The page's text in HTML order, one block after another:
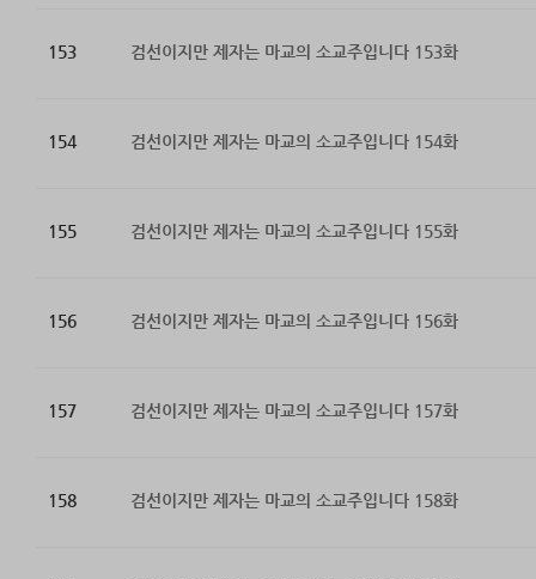
153 검선이지만 제자는 마교의 소교주입니다 153화
154 검선이지만 제자는 마교의 소교주입니다 154화
155 검선이지만 제자는 마교의 소교주입니다 155화
156 검선이지만 제자는 마교의 소교주입니다 156화
157 검선이지만 제자는 마교의 소교주입니다 157화
158 검선이지만 제자는 마교의 소교주입니다 158화